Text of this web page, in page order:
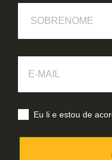
Mail
Eu li e estou de